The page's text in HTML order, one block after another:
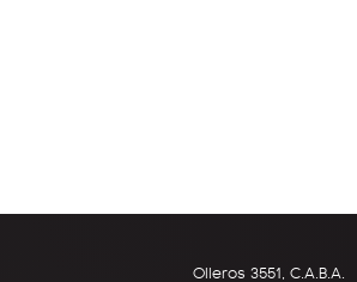
Olleros 3551, C.A.B.A.